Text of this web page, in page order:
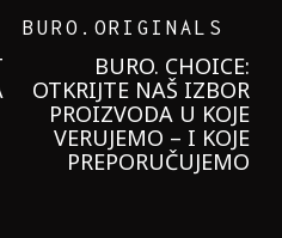
GARNIER KREMU I
NIKADA NIŠTA
LAGANIJE NISAM
KORISTILA